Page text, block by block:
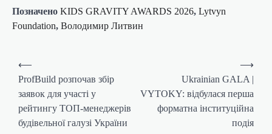
Позначено KIDS GRAVITY AWARDS 2026, Lytvyn
Foundation, Володимир Литвин
Навігація
записів
⟵
ProfBuild розпочав збір
заявок для участі у
рейтингу ТОП-менеджерів
будівельної галузі України
Ukrainian GALA |
VYTOKY: відбулася перша
форматна інституційна
подія
⟶